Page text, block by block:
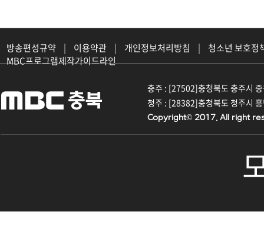
방송편성규약 | 이용약관 | 개인정보처리방침 |
청소년 보호정
MBC프로그램제작가이드라인
충주 : [27502]충청북도 충주시
청주 : [28382]충청북도 청주시
Copyright© 2017. All right